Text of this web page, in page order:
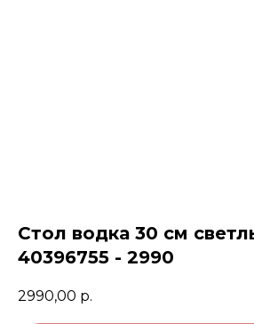
Стол водка 30 см
40396755 - 2990
2990,00 р.